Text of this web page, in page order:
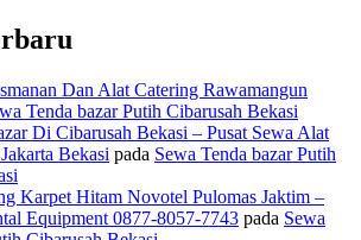
Dan Alat Catering Rawamangun
Tenda bazar Putih Cibarusah Bekasi
Di Cibarusah Bekasi – Pusat Sewa Alat
Bekasi pada Sewa Tenda bazar Putih
Karpet Hitam Novotel Pulomas Jaktim –
Equipment 0877-8057-7743 pada Sewa